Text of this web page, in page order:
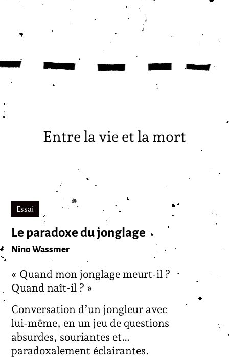
Entre la vie et la mort
Essai
Le paradoxe du jonglage
Nino Wassmer
« Quand mon jonglage meurt-il ?
Quand naît-il ? »
Conversation d’un jongleur avec
lui-même, en un jeu de questions
absurdes, souriantes et…
paradoxalement éclairantes.